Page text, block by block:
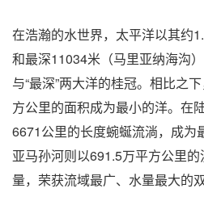
在浩瀚的水世界，太平洋以其约
和最深11034米（马里亚纳海沟
与“最深”两大洋的桂冠。相比之
方公里的面积成为最小的洋。在
6671公里的长度蜿蜒流淌，成为
亚马孙河则以691.5万平方公里
量，荣获流域最广、水量最大的